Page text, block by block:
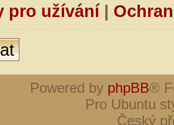
pro užívání|
Powered by phpBB®
Pro Ubuntu
Český